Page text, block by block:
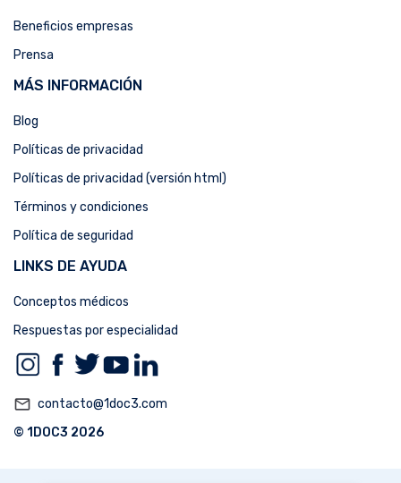
Beneficios empresas
Prensa
MÁS INFORMACIÓN
Blog
Políticas de privacidad
Políticas de privacidad (versión html)
Términos y condiciones
Política de seguridad
LINKS DE AYUDA
Conceptos médicos
Respuestas por especialidad
mail_outline contacto@1doc3.com
© 1DOC3 2026